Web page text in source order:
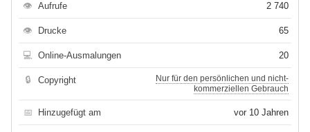
👁 Aufrufe 2 740
👁 Drucke 65
💻 Online-Ausmalungen 20
🔒 Copyright
Nur für den persönlichen und nicht-
kommerziellen Gebrauch
📅 Hinzugefügt am vor 10 Jahren